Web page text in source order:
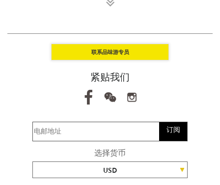
联系品味游专员
紧贴我们
订阅
选择货币
USD